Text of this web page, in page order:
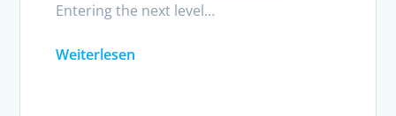
Entering the next level…
Weiterlesen